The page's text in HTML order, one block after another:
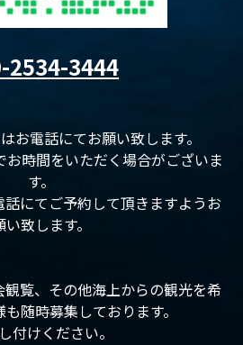
2534-3444
お電話にてお願い致します。
お時間をいただく場合がございま
す。
にてご予約して頂きますようお
い致します。
覧、その他海上からの観光を希
随時募集しております。
付けください。